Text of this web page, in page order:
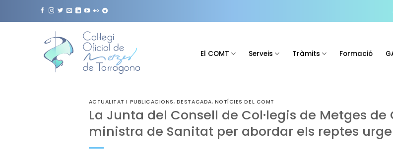
El COMT Serveis Tràmits Formació
ACTUALITAT I PUBLICACIONS, DESTACADA, NOTÍCIES DEL COMT
La Junta del Consell de Col·legis de Metges
ministra de Sanitat per abordar els reptes